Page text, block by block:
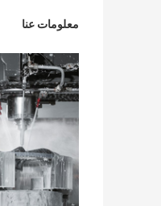
معلومات عنا